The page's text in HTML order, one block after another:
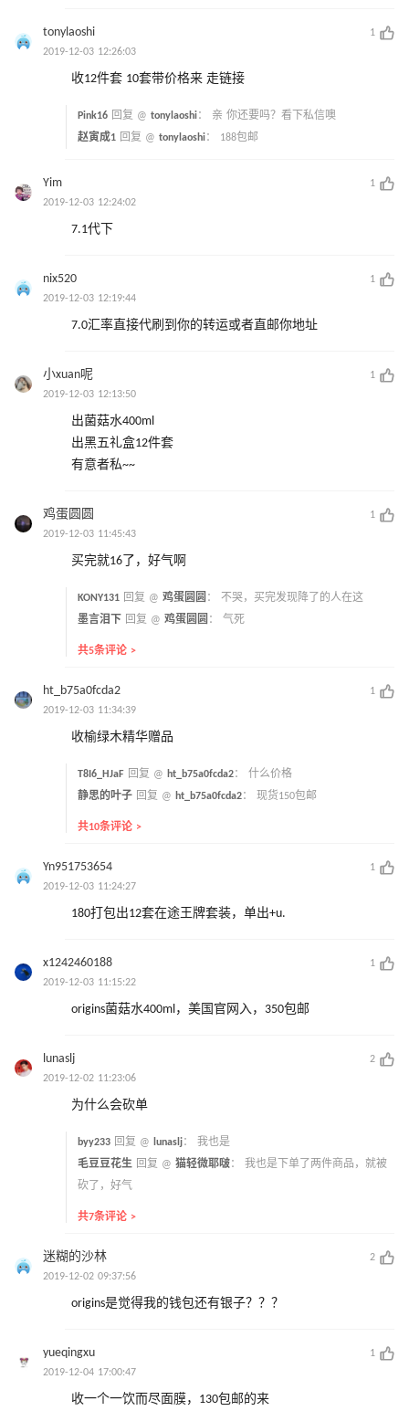
tonylaoshi
1
2019-12-03 12:26:03
收12件套 10套带价格来 走链接
Pink16 回复 @ tonylaoshi： 亲 你还要吗？看下私信噢
赵寅成1 回复 @ tonylaoshi： 188包邮
Yim
1
2019-12-03 12:24:02
7.1代下
nix520
1
2019-12-03 12:19:44
7.0汇率直接代刷到你的转运或者直邮你地址
小xuan呢
1
2019-12-03 12:13:50
出菌菇水400ml
出黑五礼盒12件套
有意者私~~
鸡蛋圆圆
1
2019-12-03 11:45:43
买完就16了，好气啊
KONY131 回复 @ 鸡蛋圆圆 ： 不哭，买完发现降了的人在这
墨言泪下 回复 @ 鸡蛋圆圆 ： 气死
共5条评论 >
ht_b75a0fcda2
1
2019-12-03 11:34:39
收榆绿木精华赠品
T8I6_HJaF 回复 @ ht_b75a0fcda2： 什么价格
静思的叶子 回复 @ ht_b75a0fcda2： 现货150包邮
共10条评论 >
Yn951753654
1
2019-12-03 11:24:27
180打包出12套在途王牌套装，单出+u.
x1242460188
1
2019-12-03 11:15:22
origins菌菇水400ml，美国官网入，350包邮
lunaslj
2
2019-12-02 11:23:06
为什么会砍单
byy233 回复 @ lunaslj： 我也是
毛豆豆花生 回复 @ 猫轻微耶啵： 我也是下单了两件商品，就被
砍了，好气
共7条评论 >
迷糊的沙林
2
2019-12-02 09:37:56
origins是觉得我的钱包还有银子？？？
yueqingxu
1
2019-12-04 17:00:47
收一个一饮而尽面膜，130包邮的来